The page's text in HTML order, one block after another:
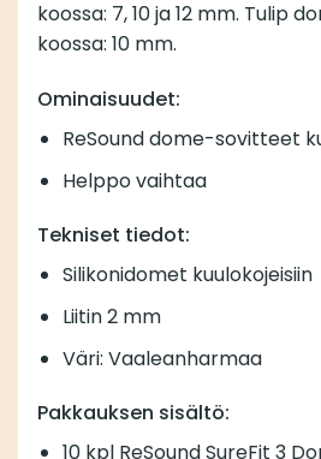
koossa: 7, 10 ja 12 mm. Tulip
koossa: 10 mm.
Ominaisuudet:
ReSound dome-sovitteet
Helppo vaihtaa
Tekniset tiedot:
Silikonidomet kuulokojeisiin
Liitin 2 mm
Väri: Vaaleanharmaa
Pakkauksen sisältö:
10 kpl ReSound SureFit 3